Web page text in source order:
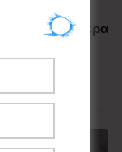
με περισσότερα